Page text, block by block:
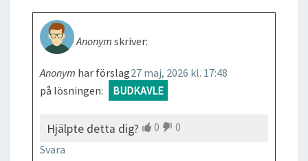
Anonym skriver:
27 maj, 2026 kl. 17:48
Anonym har förslag
på lösningen:
BUDKAVLE
Hjälpte detta dig? 0
0
Svara